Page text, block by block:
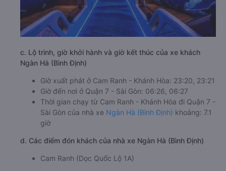
c. Lộ trình, giờ khởi hành và giờ kết thúc của xe khách
Ngàn Hà (Bình Định)
Giờ xuất phát ở Cam Ranh - Khánh Hòa: 23:20, 23:21
Giờ đến nơi ở Quận 7 - Sài Gòn: 06:26, 06:27
Thời gian chạy từ Cam Ranh - Khánh Hòa đi Quận 7 -
Sài Gòn của nhà xe Ngàn Hà (Bình Định) khoảng: 7.1
giờ
d. Các điểm đón khách của nhà xe Ngàn Hà (Bình Định)
Cam Ranh (Dọc Quốc Lộ 1A)